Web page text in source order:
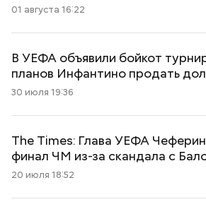
01 августа 16:22
В УЕФА объявили бойкот
планов Инфантино продать
30 июля 19:36
The Times: Глава УЕФА
финал ЧМ из-за скандала с
20 июля 18:52